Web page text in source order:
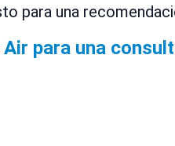
para una
para una